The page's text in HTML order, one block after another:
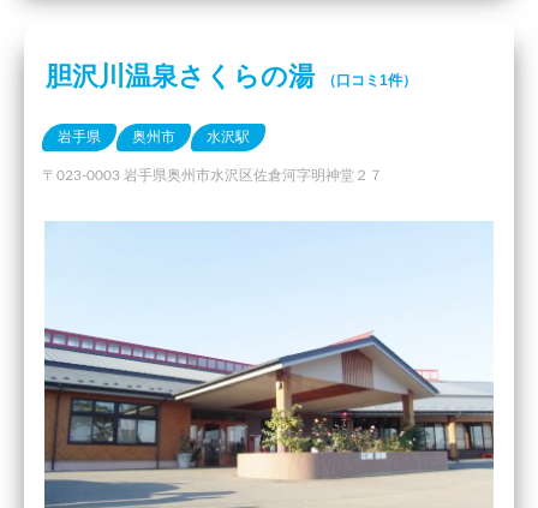
胆沢川温泉さくらの湯 （口コミ1件）
岩手県 奥州市 水沢駅
〒023-0003 岩手県奥州市水沢区佐倉河字明神堂２７